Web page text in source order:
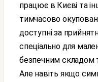
працює в Києві та
тимчасово
доступні за
спеціально для
безпечним складом
Але навіть якщо